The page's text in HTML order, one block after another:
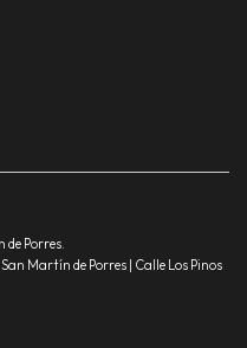
Porres.
Martín de Porres | Calle Los Pinos